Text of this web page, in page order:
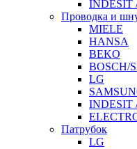
INDESIT
Проводка и
MIELE
HANSA
BEKO
BOSCH/
LG
INDESIT
Патрубок
LG